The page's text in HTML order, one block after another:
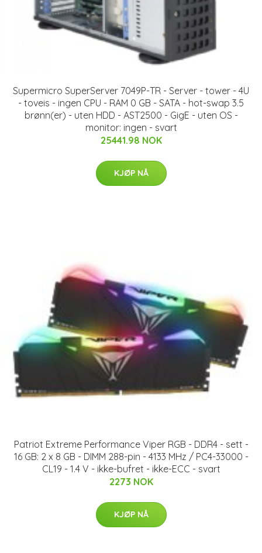
Supermicro SuperServer 7049P-TR - Server - tower - 4U
- toveis - ingen CPU - RAM 0 GB - SATA - hot-swap 3.5
brønn(er) - uten HDD - AST2500 - GigE - uten OS -
monitor: ingen - svart
25441.98 NOK
KJØP NÅ
Patriot Extreme Performance Viper RGB - DDR4 - sett -
16 GB: 2 x 8 GB - DIMM 288-pin - 4133 MHz / PC4-33000 -
CL19 - 1.4 V - ikke-bufret - ikke-ECC - svart
2273 NOK
KJØP NÅ